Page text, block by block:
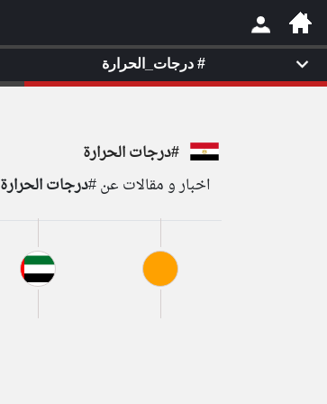
×
#درجات الحرارة
اخبار و مقالات عن #درجات الحرارة
# درجات_الحرارة